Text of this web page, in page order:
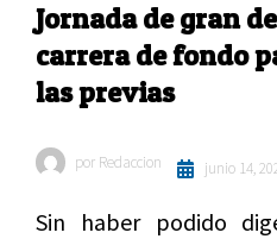
Jornada de gran
carrera de fondo
las previas
por Redaccion junio 14,
Sin haber podido